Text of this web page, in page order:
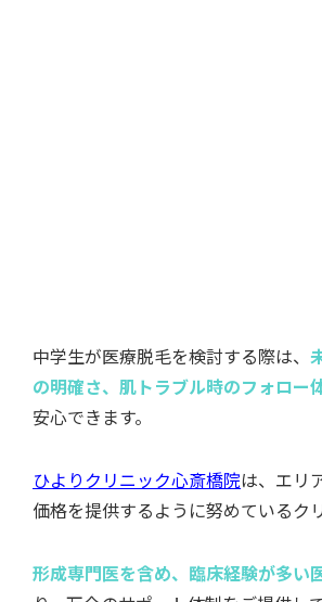
り、万全のサポート体制をご提供し
価格